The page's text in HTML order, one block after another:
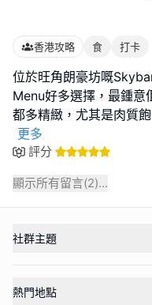
香港攻略 食 打卡
位於旺角朗豪坊嘅
Menu好多選擇，最鍾意
都多精緻，尤其是肉質
更多
評分
顯示所有留言(2)...
社群主題
熱門地點